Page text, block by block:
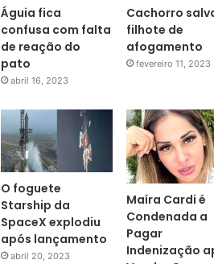
Águia fica
confusa com falta
de reação do
pato
abril 16, 2023
Cachorro
filhote de
afogamento
fevereiro 11, 2023
O foguete
Starship da
SpaceX explodiu
após lançamento
abril 20, 2023
Maíra Cardi é
Condenada a
Pagar
Indenização